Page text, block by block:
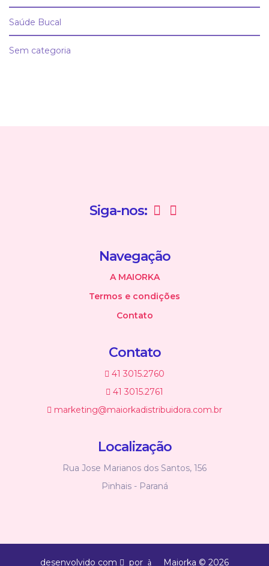
Saúde Bucal
Sem categoria
Siga-nos:
Navegação
A MAIORKA
Termos e condições
Contato
Contato
41 3015.2760
41 3015.2761
marketing@maiorkadistribuidora.com.br
Localização
Rua Jose Marianos dos Santos, 156
Pinhais - Paraná
desenvolvido com por Maiorka © 2026